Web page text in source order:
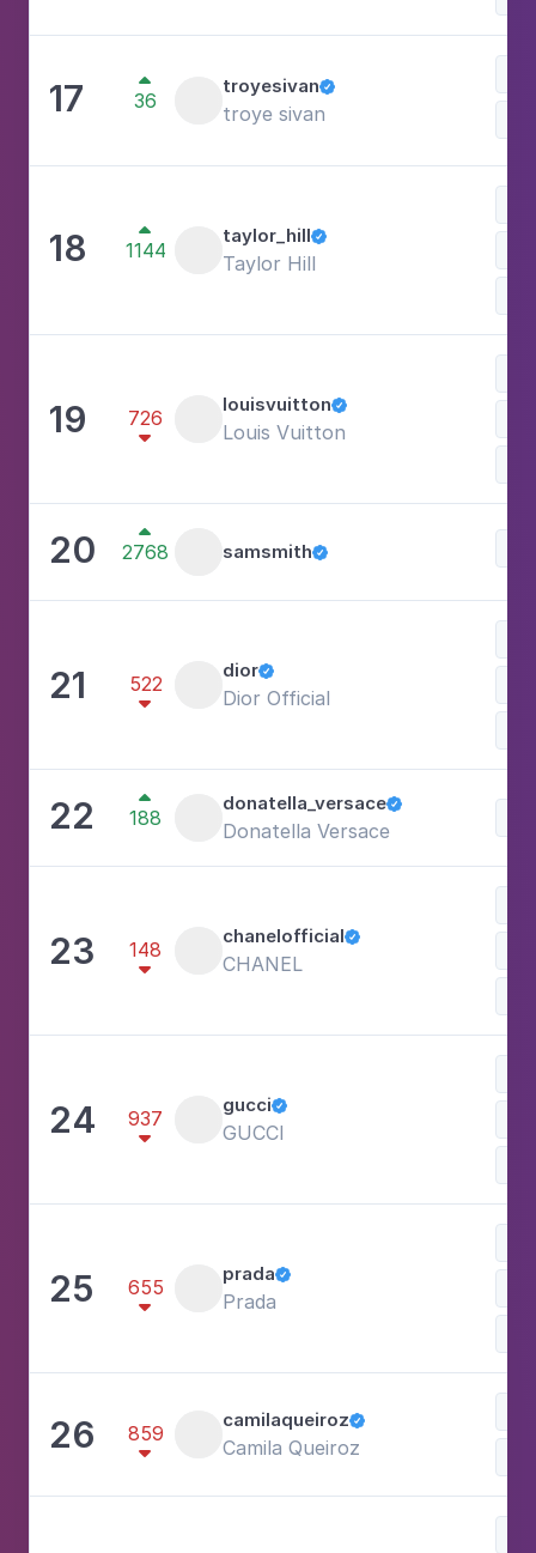
17 
36
troyesivan
troye sivan
18 
1144
taylor_hill
Taylor Hill
19 726

louisvuitton
Louis Vuitton
20 
2768 samsmith
21 522

dior
Dior Official
22 
188
donatella_versace
Donatella Versace
23 148

chanelofficial
CHANEL
24 937

gucci
GUCCI
25 655

prada
Prada
26 859

camilaqueiroz
Camila Queiroz